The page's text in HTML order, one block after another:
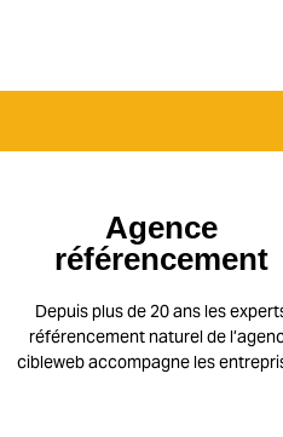
Agence
référencement
Depuis plus de 20 ans les
référencement naturel de
cibleweb accompagne les